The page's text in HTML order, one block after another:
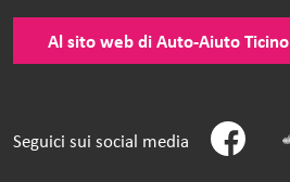
Al sito web di Auto-Aiuto Ticino
Seguici sui social media